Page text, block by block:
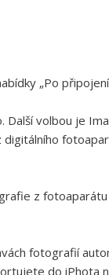
„Po
Další volbou je
z
fotografií
do iPhota